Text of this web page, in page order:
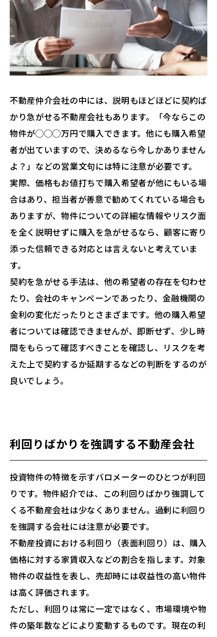
不動産仲介会社の中には、説明もほどほどに契約ば
かり急がせる不動産会社もあります。「今ならこの
物件が◯◯◯万円で購入できます。他にも購入希望
者が出ていますので、決めるなら今しかありません
よ？」などの営業文句には特に注意が必要です。
実際、価格もお値打ちで購入希望者が他にもいる場
合はあり、担当者が善意で勧めてくれている場合も
ありますが、物件についての詳細な情報やリスク面
を全く説明せずに購入を急がせるなら、顧客に寄り
添った信頼できる対応とは言えないと考えていま
す。
契約を急がせる手法は、他の希望者の存在を匂わせ
たり、会社のキャンペーンであったり、金融機関の
金利の変化だったりとさまざまです。他の購入希望
者については確認できませんが、即断せず、少し時
間をもらって確認すべきことを確認し、リスクを考
えた上で契約するか延期するなどの判断をするのが
良いでしょう。
利回りばかりを強調する不動産会社
投資物件の特徴を示すバロメーターのひとつが利回
りです。物件紹介では、この利回りばかり強調して
くる不動産会社は少なくありません。過剰に利回り
を強調する会社には注意が必要です。
不動産投資における利回り（表面利回り）は、購入
価格に対する家賃収入などの割合を指します。対象
物件の収益性を表し、売却時には収益性の高い物件
は高く評価されます。
ただし、利回りは常に一定ではなく、市場環境や物
件の築年数などにより変動するものです。現在の利